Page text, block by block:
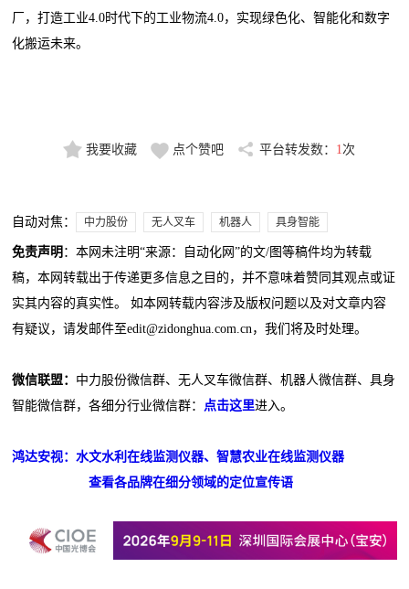
厂，打造工业4.0时代下的工业物流4.0，实现绿色化、智能化和数字
化搬运未来。
我要收藏 点个赞吧 平台转发数： 1 次
自动对焦： 中力股份 无人叉车 机器人 具身智能
免责声明 ：本网未注明“来源：自动化网”的文/图等稿件均为转载
稿，本网转载出于传递更多信息之目的，并不意味着赞同其观点或证
实其内容的真实性。 如本网转载内容涉及版权问题以及对文章内容
有疑议，请发邮件至edit@zidonghua.com.cn，我们将及时处理。
微信联盟： 中力股份微信群、无人叉车微信群、机器人微信群、具身
智能微信群，各细分行业微信群：
点击这里进入。
鸿达安视：水文水利在线监测仪器、智慧农业在线监测仪器
查看各品牌在细分领域的定位宣传语